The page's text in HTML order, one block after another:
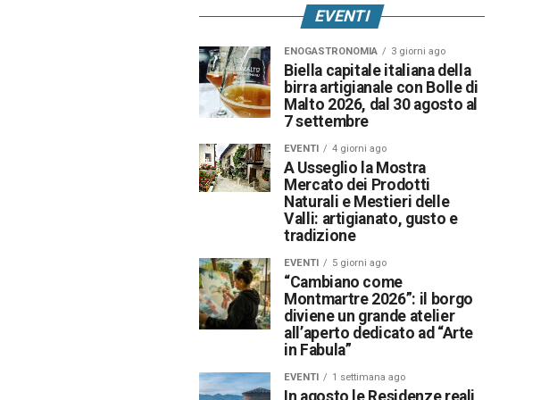
EVENTI
ENOGASTRONOMIA 3 giorni ago
Biella capitale italiana della
birra artigianale con Bolle di
Malto 2026, dal 30 agosto al
7 settembre
EVENTI 4 giorni ago
A Usseglio la Mostra
Mercato dei Prodotti
Naturali e Mestieri delle
Valli: artigianato, gusto e
tradizione
EVENTI 5 giorni ago
“Cambiano come
Montmartre 2026”: il borgo
diviene un grande atelier
all’aperto dedicato ad “Arte
in Fabula”
EVENTI 1 settimana ago